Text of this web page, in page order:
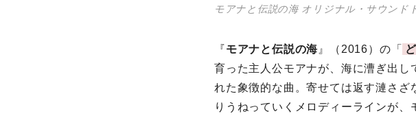
モアナと伝説の海 オリジナル・サウンド
『モアナと伝説の海 』（2016）の「
育った主人公モアナが、海に漕ぎ出し
れた象徴的な曲。寄せては返す漣さ
りうねっていくメロディーラインが、